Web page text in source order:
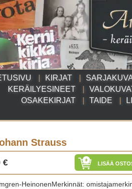
KIRJAT
KERÄILYESINEET
OSAKEKIRJAT
TAIDE
Strauss
€ LISÄÄ
HeinonenMerkinnät: